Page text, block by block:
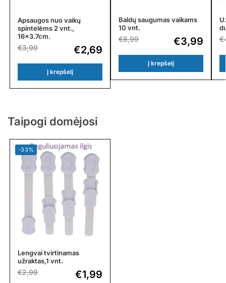
Apsaugos nuo vaikų
spintelėms 2 vnt.,
16×3.7cm.
€3,99 €2,69
Į krepšelį
Baldų saugumas vaikams
10 vnt.
€8,99 €3,99
Į krepšelį
€
Taipogi domėjosi
-33%
Lengvai tvirtinamas
užraktas,1 vnt.
€2,99 €1,99